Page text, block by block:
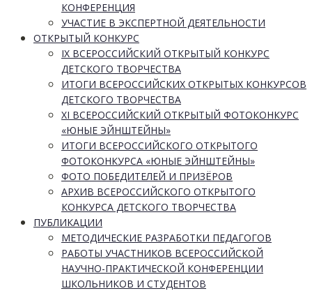
КОНФЕРЕНЦИЯ
УЧАСТИЕ В ЭКСПЕРТНОЙ ДЕЯТЕЛЬНОСТИ
ОТКРЫТЫЙ КОНКУРС
IX ВСЕРОССИЙСКИЙ ОТКРЫТЫЙ КОНКУРС
ДЕТСКОГО ТВОРЧЕСТВА
ИТОГИ ВСЕРОССИЙСКИХ ОТКРЫТЫХ КОНКУРСОВ
ДЕТСКОГО ТВОРЧЕСТВА
XI ВСЕРОССИЙСКИЙ ОТКРЫТЫЙ ФОТОКОНКУРС
«ЮНЫЕ ЭЙНШТЕЙНЫ»
ИТОГИ ВСЕРОССИЙСКОГО ОТКРЫТОГО
ФОТОКОНКУРСА «ЮНЫЕ ЭЙНШТЕЙНЫ»
ФОТО ПОБЕДИТЕЛЕЙ И ПРИЗЁРОВ
АРХИВ ВСЕРОССИЙСКОГО ОТКРЫТОГО
КОНКУРСА ДЕТСКОГО ТВОРЧЕСТВА
ПУБЛИКАЦИИ
МЕТОДИЧЕСКИЕ РАЗРАБОТКИ ПЕДАГОГОВ
РАБОТЫ УЧАСТНИКОВ ВСЕРОССИЙСКОЙ
НАУЧНО-ПРАКТИЧЕСКОЙ КОНФЕРЕНЦИИ
ШКОЛЬНИКОВ И СТУДЕНТОВ